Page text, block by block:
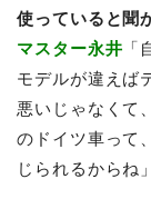
使っていると聞
マスター永井
モデルが違えば
悪いじゃなくて
のドイツ車って
じられるからね」